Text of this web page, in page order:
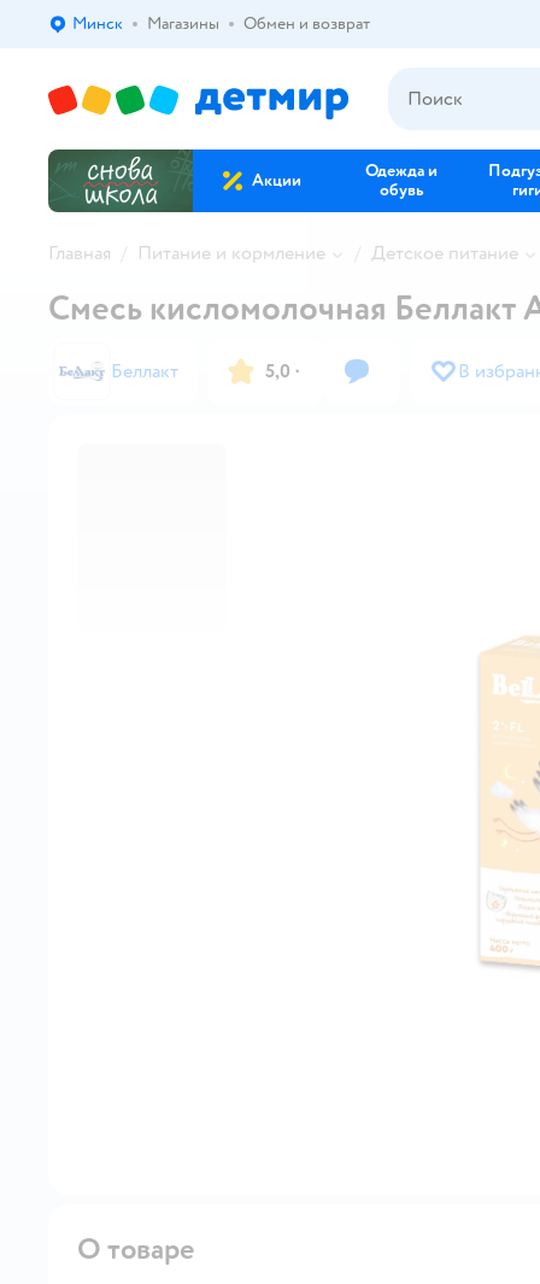
Выбор адреса доставки.
Минск Магазины Обмен и возврат
Акции
Одежда и
обувь
Главная Питание и кормление Детское питание
Смесь кисломолочная Беллакт
Беллакт 5,0 · В
О товаре